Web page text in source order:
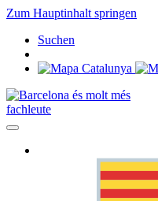
Zum Hauptinhalt springen
Suchen
fachleute